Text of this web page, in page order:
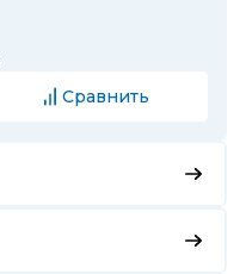
Сравнить